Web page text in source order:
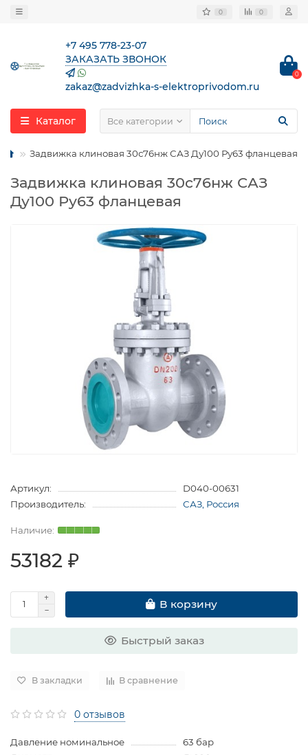
0 0
+7 495 778-23-07
ЗАКАЗАТЬ ЗВОНОК
zakaz@zadvizhka-s-elektroprivodom.ru
0
Каталог Все категории
Задвижка клиновая 30с76нж САЗ Ду100 Ру63 фланцевая
Задвижка клиновая 30с76нж САЗ
Ду100 Ру63 фланцевая
Артикул:
D040-00631
Производитель:
САЗ, Россия
53182 ₽
В корзину
Быстрый заказ
В закладки В сравнение
0 отзывов
Давление номинальное
63 бар